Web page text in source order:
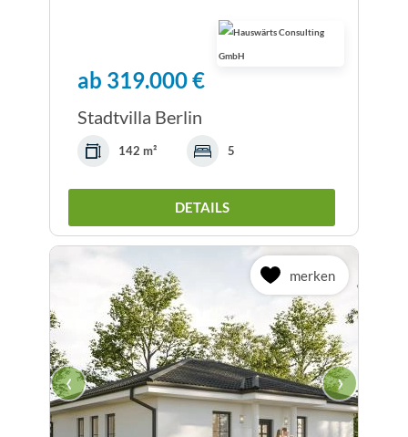
ab 319.000 €
Stadtvilla Berlin
142 m² 5
DETAILS
merken
‹ ›